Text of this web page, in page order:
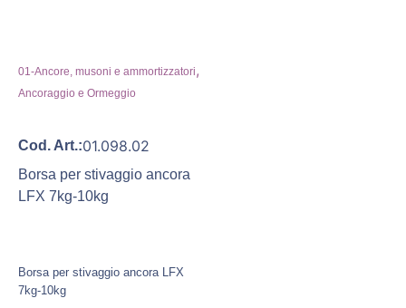
01-Ancore, musoni e ammortizzatori,
Ancoraggio e Ormeggio
Cod. Art.:01.098.02
Borsa per stivaggio ancora
LFX 7kg-10kg
Borsa per stivaggio ancora LFX
7kg-10kg